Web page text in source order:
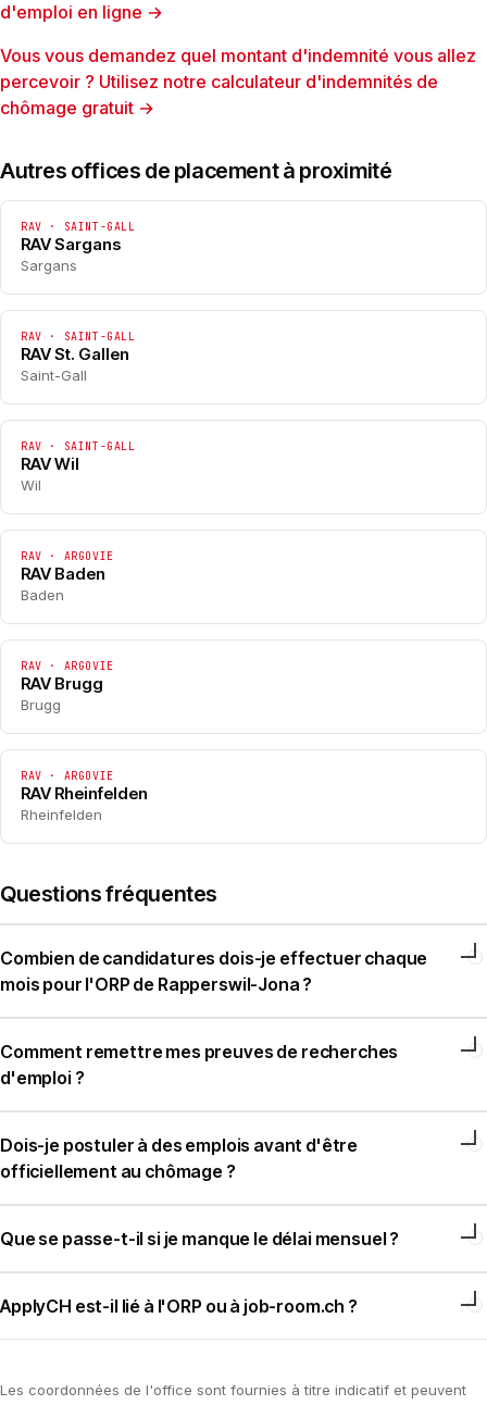
d'emploi en ligne →
Vous vous demandez quel montant d'indemnité vous allez
percevoir ? Utilisez notre calculateur d'indemnités de
chômage gratuit →
Autres offices de placement à proximité
RAV · SAINT-GALL
RAV Sargans
Sargans
RAV · SAINT-GALL
RAV St. Gallen
Saint-Gall
RAV · SAINT-GALL
RAV Wil
Wil
RAV · ARGOVIE
RAV Baden
Baden
RAV · ARGOVIE
RAV Brugg
Brugg
RAV · ARGOVIE
RAV Rheinfelden
Rheinfelden
Questions fréquentes
Combien de candidatures dois-je effectuer chaque
mois pour l'ORP de Rapperswil-Jona ?
Comment remettre mes preuves de recherches
d'emploi ?
Dois-je postuler à des emplois avant d'être
officiellement au chômage ?
Que se passe-t-il si je manque le délai mensuel ?
ApplyCH est-il lié à l'ORP ou à job-room.ch ?
Les coordonnées de l'office sont fournies à titre indicatif et peuvent